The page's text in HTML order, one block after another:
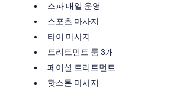
스파 매일 운영
스포츠 마사지
타이 마사지
트리트먼트 룸 3개
페이셜 트리트먼트
핫스톤 마사지